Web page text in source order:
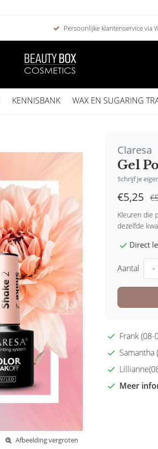
Persoonlijke klantenservice via
KENNISBANK WAX EN SUGARING
Afbeelding vergroten
Claresa
Gel
Schrijf je
€5,25
Kleuren die
dezelfde
Direct
Aantal -
Frank
Meer